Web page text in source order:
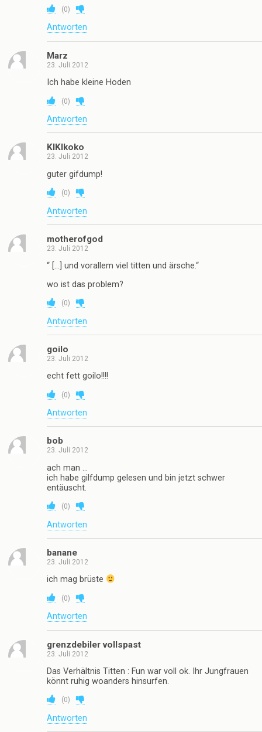
(0)
Antworten
Marz
23. Juli 2012
Ich habe kleine Hoden
(0)
Antworten
KIKIkoko
23. Juli 2012
guter gifdump!
(0)
Antworten
motherofgod
23. Juli 2012
“ […] und vorallem viel titten und ärsche.“
wo ist das problem?
(0)
Antworten
goilo
23. Juli 2012
echt fett goilo!!!!
(0)
Antworten
bob
23. Juli 2012
ach man …
ich habe gilfdump gelesen und bin jetzt schwer
entäuscht.
(0)
Antworten
banane
23. Juli 2012
ich mag brüste
(0)
Antworten
grenzdebiler vollspast
23. Juli 2012
Das Verhältnis Titten : Fun war voll ok. Ihr Jungfrauen
könnt ruhig woanders hinsurfen.
(0)
Antworten